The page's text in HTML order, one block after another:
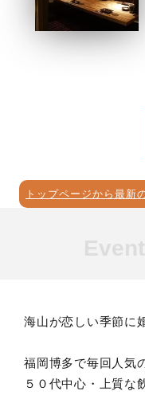
トップページから最新
海山が恋しい季節に
福岡博多で毎回人気
５０代中心・上質な